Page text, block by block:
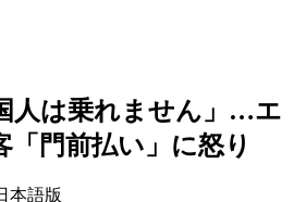
人は乗れません」…エ
「門前払い」に怒り
本語版